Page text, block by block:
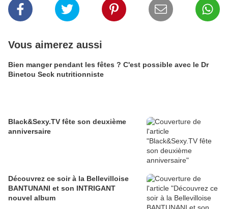
Vous aimerez aussi
Bien manger pendant les fêtes ? C'est possible avec le Dr
Binetou Seck nutritionniste
Black&Sexy.TV fête son deuxième
anniversaire
Découvrez ce soir à la Bellevilloise
BANTUNANI et son INTRIGANT
nouvel album